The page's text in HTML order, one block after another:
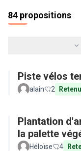
84 propositions
Piste vélos
alain 2
Plantation
la palette
Héloïse 4